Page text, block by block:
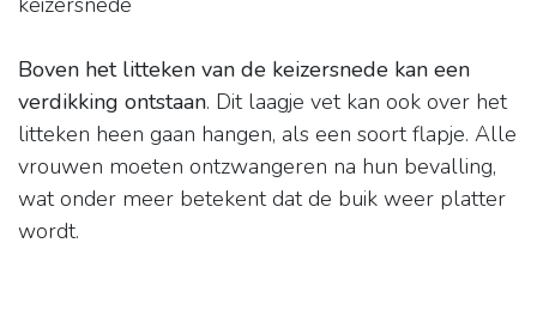
Boven het litteken van de keizersnede kan een
verdikking ontstaan. Dit laagje vet kan ook over het
litteken heen gaan hangen, als een soort flapje. Alle
vrouwen moeten ontzwangeren na hun bevalling,
wat onder meer betekent dat de buik weer platter
wordt.